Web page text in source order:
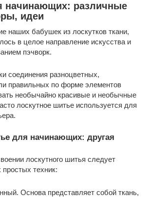
начинающих: различные
идеи
наших бабушек из лоскутков ткани,
в целое направление искусства и
пэчворк.
соединения разноцветных,
правильных по форме элементов
необычайно красивые и необычные
лоскутное шитье используется для
для начинающих: другая
лоскутного шитья следует
техник:
Основа представляет собой ткань,